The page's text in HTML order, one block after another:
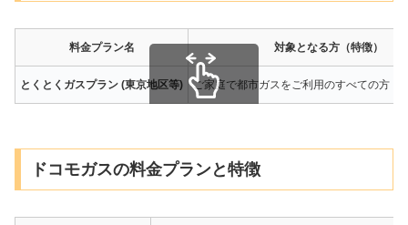
料金プラン名 対象となる方（特徴）
とくとくガスプラン (東京地区等) ご家庭で都市ガスをご利用のすべての方
ドコモガスの料金プランと特徴